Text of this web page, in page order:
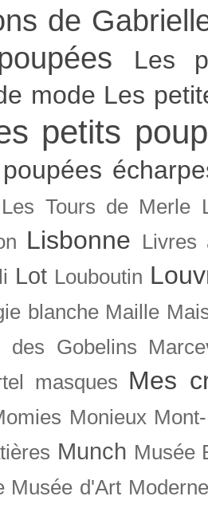
de
Les
mode Les
petits
Les Tours de Merle
Lisbonne
Livres
Lot Louboutin
blanche Maille
des Gobelins
masques Mes
Monieux
Munch Musée
Musée d'Art